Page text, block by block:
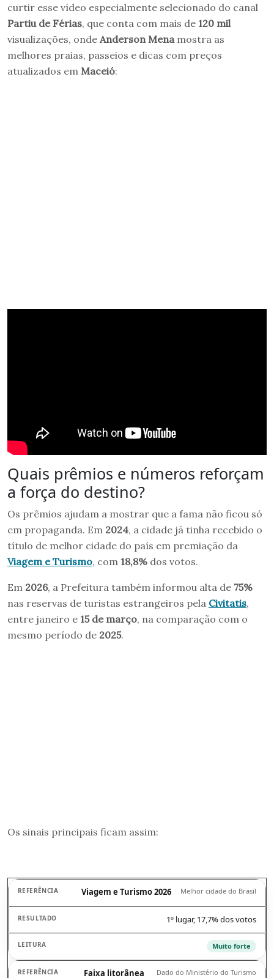
curtir esse vídeo especialmente selecionado do canal
Partiu de Férias, que conta com mais de 120 mil
visualizações, onde Anderson Mena mostra as
melhores praias, passeios e dicas com preços
atualizados em Maceió:
Quais prêmios e números reforçam
a força do destino?
Os prêmios ajudam a mostrar que a fama não ficou só
em propaganda. Em 2024, a cidade já tinha recebido o
título de melhor cidade do país em premiação da
Viagem e Turismo, com 18,8% dos votos.
Em 2026, a Prefeitura também informou alta de 75%
nas reservas de turistas estrangeiros pela Civitatis,
entre janeiro e 15 de março, na comparação com o
mesmo período de 2025.
Os sinais principais ficam assim:
Viagem e Turismo 2026 Melhor cidade do Brasil
1º lugar, 17,7% dos votos
Muito forte
Faixa litorânea Dado do Ministério do Turismo